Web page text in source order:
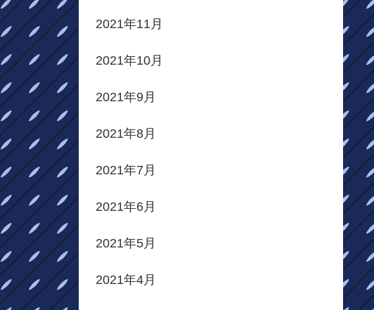
2021年11月
2021年10月
2021年9月
2021年8月
2021年7月
2021年6月
2021年5月
2021年4月